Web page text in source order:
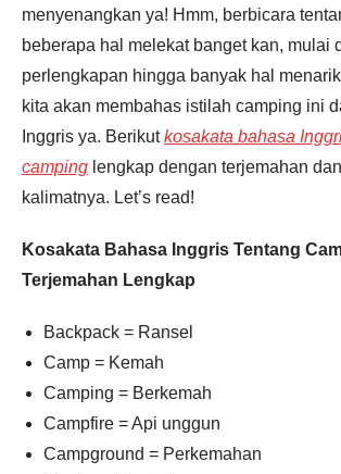
menyenangkan ya! Hmm, berbicara
beberapa hal melekat banget kan, mulai
perlengkapan hingga banyak hal
kita akan membahas istilah camping ini
Inggris ya. Berikutkosakata bahasa
camping lengkap dengan terjemahan
kalimatnya. Let’s read!
Kosakata Bahasa Inggris Tentang
Terjemahan Lengkap
Backpack = Ransel
Camp = Kemah
Camping = Berkemah
Campfire = Api unggun
Campground = Perkemahan
yang lalu.